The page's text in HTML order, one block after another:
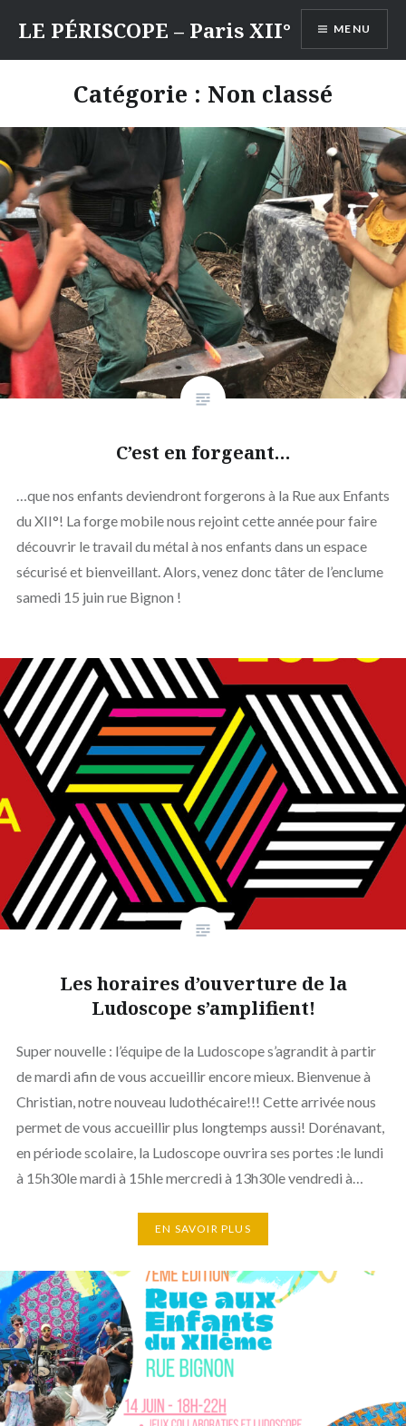
contenu
LE PÉRISCOPE – Paris XII° MENU
Catégorie : Non classé
C’est en forgeant…
…que nos enfants deviendront forgerons à la Rue aux Enfants
du XII°! La forge mobile nous rejoint cette année pour faire
découvrir le travail du métal à nos enfants dans un espace
sécurisé et bienveillant. Alors, venez donc tâter de l’enclume
samedi 15 juin rue Bignon !
Les horaires d’ouverture de la
Ludoscope s’amplifient!
Super nouvelle : l’équipe de la Ludoscope s’agrandit à partir
de mardi afin de vous accueillir encore mieux. Bienvenue à
Christian, notre nouveau ludothécaire!!! Cette arrivée nous
permet de vous accueillir plus longtemps aussi! Dorénavant,
en période scolaire, la Ludoscope ouvrira ses portes :le lundi
à 15h30le mardi à 15hle mercredi à 13h30le vendredi à…
EN SAVOIR PLUS